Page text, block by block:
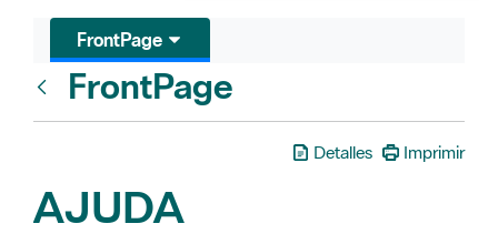
FrontPage
FrontPage
Detalles Imprimir
AJUDA